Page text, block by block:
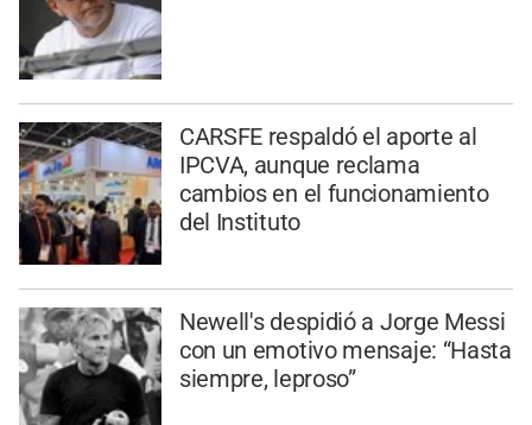
CARSFE respaldó el aporte al
IPCVA, aunque reclama
cambios en el funcionamiento
del Instituto
Newell's despidió a Jorge Messi
con un emotivo mensaje: “Hasta
siempre, leproso”